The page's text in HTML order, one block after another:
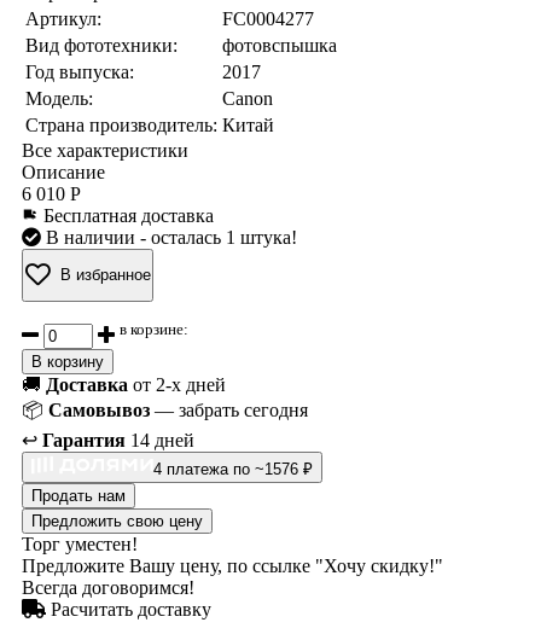
Артикул:
FC0004277
Вид фототехники:
фотовспышка
Год выпуска:
2017
Модель:
Canon
Страна производитель: Китай
Все характеристики
Описание
6 010 Р
Бесплатная доставка
В наличии - осталась 1 штука!
В избранное
в корзине:
В корзину
🚚 Доставка от 2-х дней
📦 Самовывоз — забрать сегодня
↩️ Гарантия 14 дней
4 платежа по ~1576 ₽
Продать нам
Предложить свою цену
Торг уместен!
Предложите Вашу цену, по ссылке "Хочу скидку!"
Всегда договоримся!
Расчитать доставку